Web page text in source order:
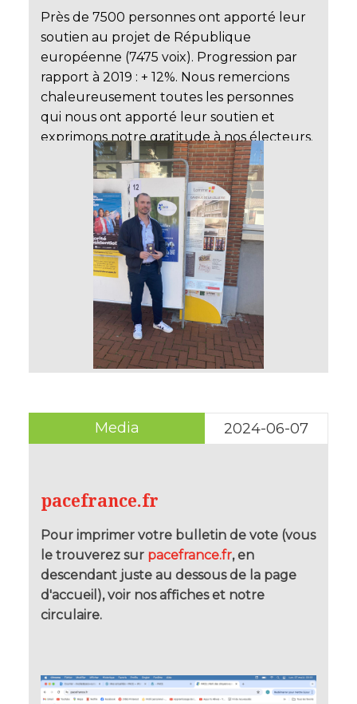
Près de 7500 personnes ont apporté leur
soutien au projet de République
européenne (7475 voix). Progression par
rapport à 2019 : + 12%. Nous remercions
chaleureusement toutes les personnes
qui nous ont apporté leur soutien et
exprimons notre gratitude à nos électeurs.
Media 2024-06-07
pacefrance.fr
Pour imprimer votre bulletin de vote (vous
le trouverez sur pacefrance.fr, en
descendant juste au dessous de la page
d'accueil), voir nos affiches et notre
circulaire.